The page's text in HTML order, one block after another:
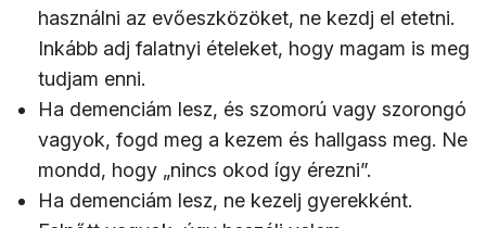
használni az evőeszközöket, ne kezdj el etetni.
Inkább adj falatnyi ételeket, hogy magam is meg
tudjam enni.
Ha demenciám lesz, és szomorú vagy szorongó
vagyok, fogd meg a kezem és hallgass meg. Ne
mondd, hogy „nincs okod így érezni”.
Ha demenciám lesz, ne kezelj gyerekként.